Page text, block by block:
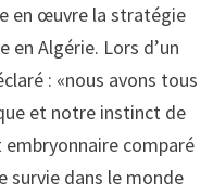
en œuvre la stratégie
Algérie. Lors d’un
: «nous avons tous
et notre instinct de
comparé
survie dans le monde